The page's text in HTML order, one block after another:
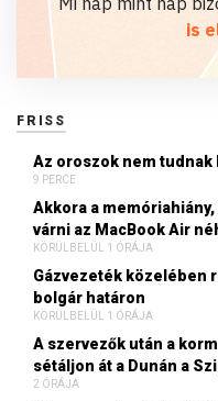
is
FRISS
Az oroszok nem tudnak
9 PERCE
Akkora a
várni az MacBook Air
KÖRÜLBELÜL 1 ÓRÁJA
Gázvezeték közelében
bolgár határon
KÖRÜLBELÜL 1 ÓRÁJA
A szervezők után a
sétáljon át a Dunán a
2 ÓRÁJA